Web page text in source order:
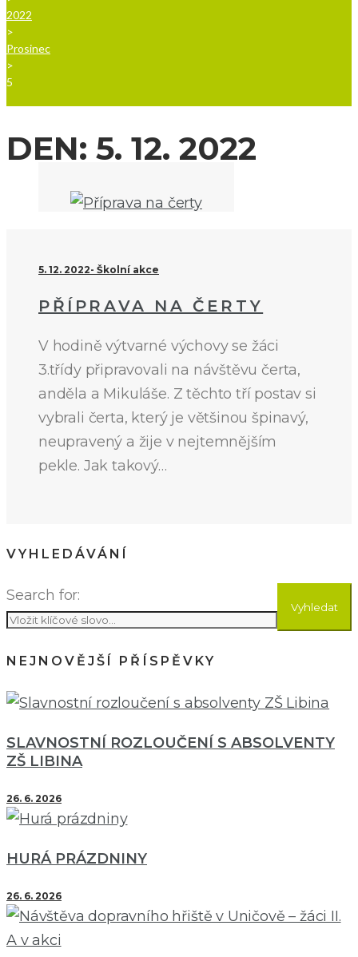
2022
>
Prosinec
>
5
DEN: 5. 12. 2022
5. 12. 2022 Školní akce
PŘÍPRAVA NA ČERTY
V hodině výtvarné výchovy se žáci
3.třídy připravovali na návštěvu čerta,
anděla a Mikuláše. Z těchto tří postav si
vybrali čerta, který je většinou špinavý,
neupravený a žije v nejtemnějším
pekle. Jak takový…
VYHLEDÁVÁNÍ
Search for:
Vyhledat
NEJNOVĚJŠÍ PŘÍSPĚVKY
SLAVNOSTNÍ ROZLOUČENÍ S ABSOLVENTY
ZŠ LIBINA
26. 6. 2026
HURÁ PRÁZDNINY
26. 6. 2026